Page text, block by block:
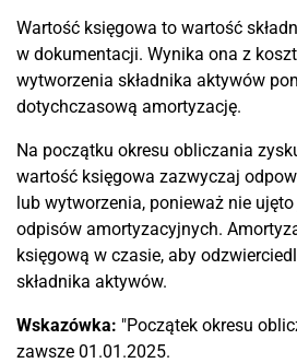
Wartość księgowa to wartość
w dokumentacji. Wynika ona z
wytworzenia składnika aktywów
dotychczasową amortyzację.
Na początku okresu obliczania
wartość księgowa zazwyczaj
lub wytworzenia, ponieważ nie
odpisów amortyzacyjnych.
księgową w czasie, aby
składnika aktywów.
Wskazówka: "Początek okresu
zawsze 01.01.2025.